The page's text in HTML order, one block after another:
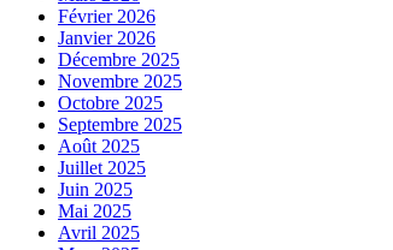
Février 2026
Janvier 2026
Décembre 2025
Novembre 2025
Octobre 2025
Septembre 2025
Août 2025
Juillet 2025
Juin 2025
Mai 2025
Avril 2025